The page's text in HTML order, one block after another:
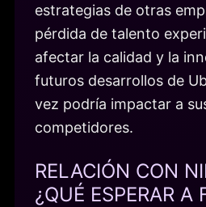
estrategias de otras
pérdida de talento
afectar la calidad y la
futuros desarrollos de
vez podría impactar a
competidores.
RELACIÓN CON
¿QUÉ ESPERAR A